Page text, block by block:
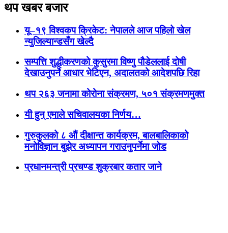
थप खबर बजार
यू–१९ विश्वकप क्रिकेट: नेपालले आज पहिलो खेल
न्युजिल्यान्डसँग खेल्दै
सम्पत्ति शुद्धीकरणको कुसुरमा विष्णु पौडेललाई दोषी
देखाउनुपर्ने आधार भेटिएन, अदालतको आदेशपछि रिहा
थप २६३ जनामा कोरोना संक्रमण, ५०१ संक्रमणमुक्त
यी हुन् एमाले सचिवालयका निर्णय…
गुरुकुलको ८ औं दीक्षान्त कार्यक्रम, बालबालिकाको
मनोविज्ञान बुझेर अध्यापन गराउनुपर्नेमा जोड
प्रधानमन्त्री प्रचण्ड शुक्रबार कतार जाने